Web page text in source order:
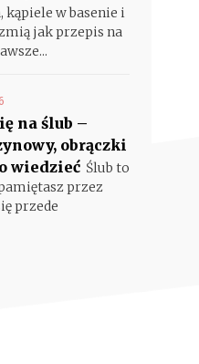
kąpiele w basenie i
jak przepis na
na ślub –
obrączki
wiedzieć Ślub to
przez
przede